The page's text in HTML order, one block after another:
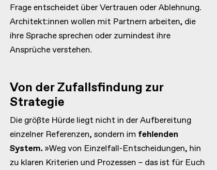
Frage entscheidet über Vertrauen oder Ablehnung.
Architekt:innen wollen mit Partnern arbeiten, die
ihre Sprache sprechen oder zumindest ihre
Ansprüche verstehen.
Von der Zufallsfindung zur
Strategie
Die größte Hürde liegt nicht in der Aufbereitung
einzelner Referenzen, sondern im fehlenden
System. »Weg von Einzelfall-Entscheidungen, hin
zu klaren Kriterien und Prozessen – das ist für Euch